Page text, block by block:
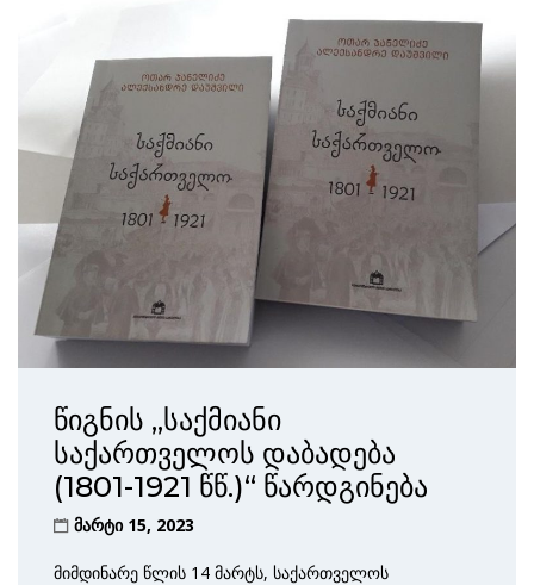
წიგნის „საქმიანი
საქართველოს დაბადება
(1801-1921 წწ.)“ წარდგინება
მარტი 15, 2023
მიმდინარე წლის 14 მარტს, საქართველოს